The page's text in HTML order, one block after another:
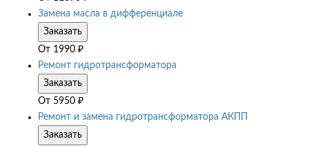
Замена масла в дифференциале
Заказать
От 1990 ₽
Ремонт гидротрансформатора
Заказать
От 5950 ₽
Ремонт и замена гидротрансформатора АКПП
Заказать